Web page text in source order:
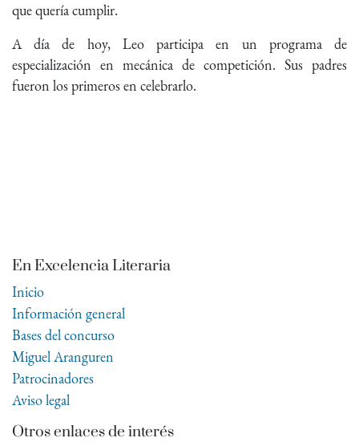
que quería cumplir.
A día de hoy, Leo participa en un programa de
especialización en mecánica de competición. Sus padres
fueron los primeros en celebrarlo.
En Excelencia Literaria
Inicio
Información general
Bases del concurso
Miguel Aranguren
Patrocinadores
Aviso legal
Otros enlaces de interés